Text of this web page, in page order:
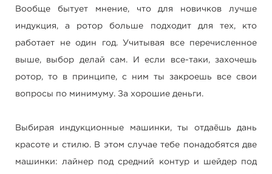
Вообще бытует мнение, что для новичков лучше
индукция, а ротор больше подходит для тех, кто
работает не один год. Учитывая все перечисленное
выше, выбор делай сам. И если все-таки, захочешь
ротор, то в принципе, с ним ты закроешь все свои
вопросы по минимуму. За хорошие деньги.
Выбирая индукционные машинки, ты отдаёшь дань
красоте и стилю. В этом случае тебе понадобятся две
машинки: лайнер под средний контур и шейдер под